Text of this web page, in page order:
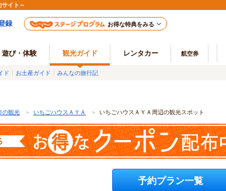
イト～
録 お得な特典をみる
遊び・体験 観光ガイド レンタカー 航空券
ド お土産ガイド みんなの旅行記
の観光 ＞ いちごハウスＡＹＡ ＞ いちごハウスＡＹＡ周辺の観光スポット
予約プラン一覧